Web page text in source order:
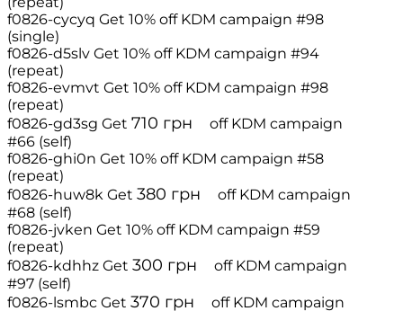
f0826-cycyq Get 10% off KDM campaign #98
(single)
f0826-d5slv Get 10% off KDM campaign #94
(repeat)
f0826-evmvt Get 10% off KDM campaign #98
(repeat)
f0826-gd3sg Get 710 грн off KDM campaign
#66 (self)
f0826-ghi0n Get 10% off KDM campaign #58
(repeat)
f0826-huw8k Get 380 грн off KDM campaign
#68 (self)
f0826-jvken Get 10% off KDM campaign #59
(repeat)
f0826-kdhhz Get 300 грн off KDM campaign
#97 (self)
f0826-lsmbc Get 370 грн off KDM campaign